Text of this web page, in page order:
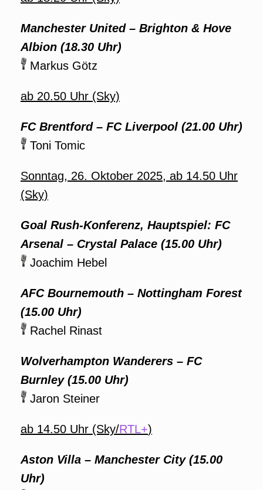
Manchester United – Brighton & Hove
Albion (18.30 Uhr)
Markus Götz
ab 20.50 Uhr (Sky)
FC Brentford – FC Liverpool (21.00 Uhr)
Toni Tomic
Sonntag, 26. Oktober 2025, ab 14.50 Uhr
(Sky)
Goal Rush-Konferenz, Hauptspiel: FC
Arsenal – Crystal Palace (15.00 Uhr)
Joachim Hebel
AFC Bournemouth – Nottingham Forest
(15.00 Uhr)
Rachel Rinast
Wolverhampton Wanderers – FC
Burnley (15.00 Uhr)
Jaron Steiner
ab 14.50 Uhr (Sky/RTL+)
Aston Villa – Manchester City (15.00
Uhr)